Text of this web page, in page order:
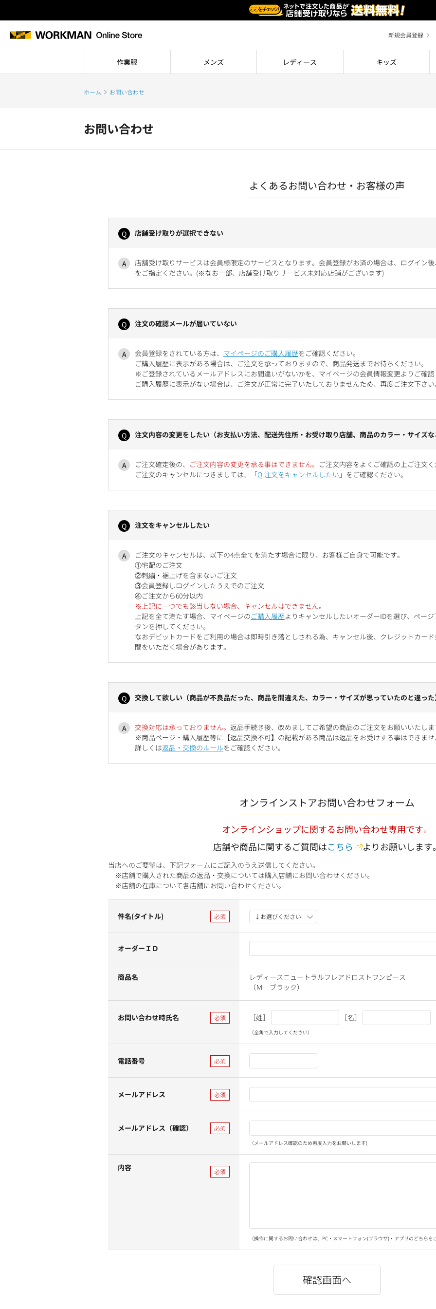
新規会員登録
作業服 メンズ レディース キッズ
ホーム お問い合わせ
お問い合わせ
よくあるお問い合わせ・お客様の声
店舗受け取りが選択できない
店舗受け取りサービスは会員様限定のサービスとなります。会員登録がお済の場合は、ログイン
をご指定ください。(※なお一部、店舗受け取りサービス未対応店舗がございます)
注文の確認メールが届いていない
会員登録をされている方は、 マイページのご購入履歴をご確認ください。
ご購入履歴に表示がある場合は、ご注文を承っておりますので、商品発送までお待ちください。
※ご登録されているメールアドレスにお間違いがないかを、マイページの会員情報変更よりご確認
ご購入履歴に表示がない場合は、ご注文が正常に完了いたしておりませんため、再度ご注文下さい
注文内容の変更をしたい（お支払い方法、配送先住所・お受け取り店舗、商品のカラー・サイズな
ご注文確定後の、 ご注文内容の変更を承る事はできません。 ご注文内容をよくご確認の上ご注文く
ご注文のキャンセルにつきましては、「Q.注文をキャンセルしたい 」をご確認ください。
注文をキャンセルしたい
ご注文のキャンセルは、以下の4点全てを満たす場合に限り、お客様ご自身で可能です。
①宅配のご注文
②刺繍・裾上げを含まないご注文
③会員登録しログインしたうえでのご注文
④ご注文から60分以内
※上記に一つでも該当しない場合、キャンセルはできません。
上記を全て満たす場合、マイページのご購入履歴よりキャンセルしたいオーダーIDを選び、ペー
タンを押してください。
なおデビットカードをご利用の場合は即時引き落としされる為、キャンセル後、クレジットカー
間をいただく場合があります。
交換して欲しい（商品が不良品だった、商品を間違えた、カラー・サイズが思っていたのと違った
交換対応は承っておりません。 返品手続き後、改めましてご希望の商品のご注文をお願いいたしま
※商品ページ・購入履歴等に【返品交換不可】の記載がある商品は返品をお受けする事はできませ
詳しくは返品・交換のルールをご確認ください。
オンラインストアお問い合わせフォーム
オンラインショップに関するお問い合わせ専用です。
店舗や商品に関するご質問はこちら よりお願いします。
当店へのご要望は、下記フォームにご記入のうえ送信してください。
※店舗で購入された商品の返品・交換については購入店舗にお問い合わせください。
※店舗の在庫について各店舗にお問い合わせください。
件名(タイトル)
オーダーＩＤ
商品名
レディースニュートラルフレアドロストワンピース
（Ｍ ブラック）
お問い合わせ時氏名 ［姓］ ［名］
（全角で入力してください）
電話番号
メールアドレス
メールアドレス（確認）
（メールアドレス確認のため再度入力をお願いします)
内容
（操作に関するお問い合わせは、PC・スマートフォン(ブラウザ)・アプリのどちらを